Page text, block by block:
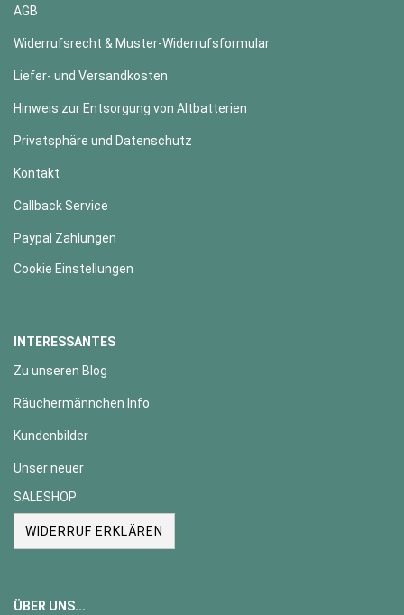
AGB
Widerrufsrecht & Muster-Widerrufsformular
Liefer- und Versandkosten
Hinweis zur Entsorgung von Altbatterien
Privatsphäre und Datenschutz
Kontakt
Callback Service
Paypal Zahlungen
Cookie Einstellungen
INTERESSANTES
Zu unseren Blog
Räuchermännchen Info
Kundenbilder
Unser neuer
SALESHOP
WIDERRUF ERKLÄREN
ÜBER UNS...